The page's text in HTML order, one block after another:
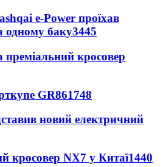
e-Power проїхав
одному баку3445
преміальний кросовер
GR861748
новий електричний
кросовер NX7 у Китаї1440